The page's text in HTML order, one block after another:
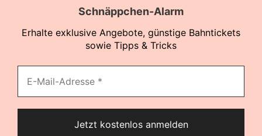
Schnäppchen-Alarm
Erhalte exklusive Angebote, günstige Bahntickets
sowie Tipps & Tricks